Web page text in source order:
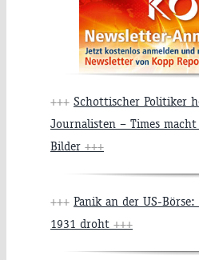
+++ Schottischer Politiker
Journalisten – Times
Bilder +++
+++ Panik an der US-
1931 droht +++